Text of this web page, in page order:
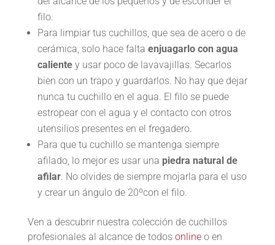
filo.
Para limpiar tus cuchillos, que sea de acero o de
cerámica, solo hace falta enjuagarlo con agua
calientey usar poco de lavavajillas. Secarlos
bien con un trapo y guardarlos. No hay que dejar
nunca tu cuchillo en el agua. El filo se puede
estropear con el agua y el contacto con otros
utensilios presentes en el fregadero.
Para que tu cuchillo se mantenga siempre
afilado, lo mejor es usar una piedra natural de
afilar. No olvides de siempre mojarla para el uso
y crear un ángulo de 20ºcon el filo.
Ven a descubrir nuestra colección de cuchillos
profesionales al alcance de todos onlineo en